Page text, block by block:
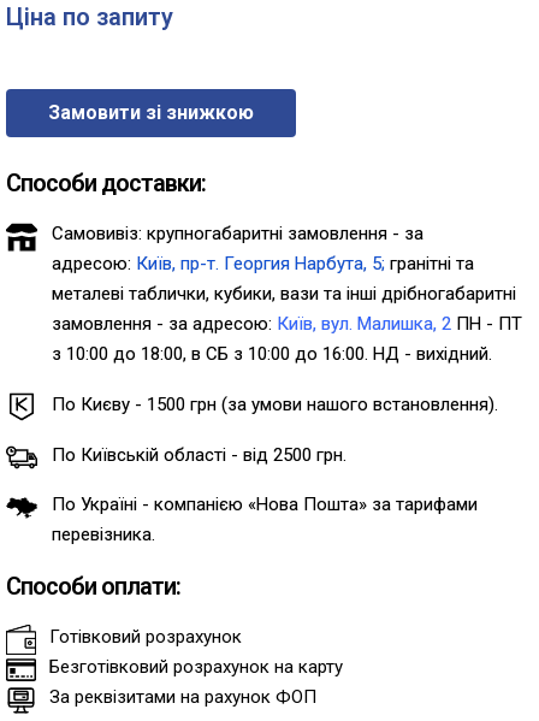
Ціна по запиту
Замовити зі знижкою
Способи доставки:
Самовивіз: крупногабаритні замовлення - за
адресою: Київ, пр-т. Георгия Нарбута, 5;гранітні та
металеві таблички, кубики, вази та інші дрібногабаритні
замовлення - за адресою: Київ, вул. Малишка, 2 ПН - ПТ
з 10:00 до 18:00, в СБ з 10:00 до 16:00. НД - вихідний.
По Києву - 1500 грн (за умови нашого встановлення).
По Київській області - від 2500 грн.
По Україні - компанією «Нова Пошта» за тарифами
перевізника.
Способи оплати:
Готівковий розрахунок
Безготівковий розрахунок на карту
За реквізитами на рахунок ФОП